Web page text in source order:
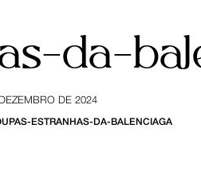
da-
DE 2024
ESTRANHAS-DA-BALENCIAGA